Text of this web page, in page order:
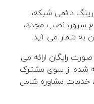
دائمی شبکه،
سرور، نصب مجدد،
رایگان ارائه می
شده از سوی مشترک
مشاوره شامل